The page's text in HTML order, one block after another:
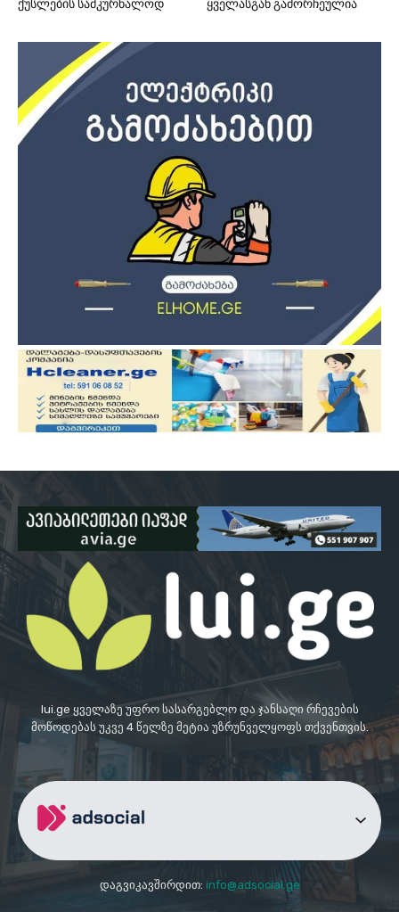
ქუსლების სამკურნალოდ
ყველასგან გამორჩეულია
lui.ge ყველაზე უფრო სასარგებლო და ჯანსაღი რჩევების
მოწოდებას უკვე 4 წელზე მეტია უზრუნველყოფს თქვენთვის.
დაგვიკავშირდით: info@adsocial.ge